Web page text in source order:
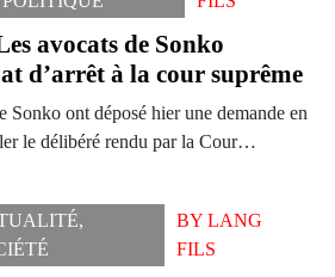
avocats de Sonko
d’arrêt à la cour suprême
Sonko ont déposé hier une demande en
le délibéré rendu par la Cour…
,
BYLANG
FILS